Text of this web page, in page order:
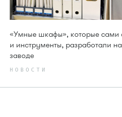
«Умные шкафы», которые сами
и инструменты, разработали
заводе
НОВОСТИ